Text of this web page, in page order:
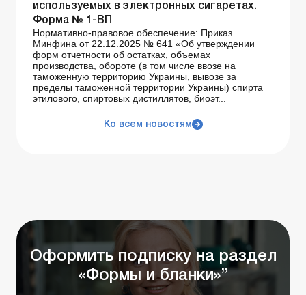
используемых в электронных сигаретах.
Форма № 1-ВП
Нормативно-правовое обеспечение: Приказ
Минфина от 22.12.2025 № 641 «Об утверждении
форм отчетности об остатках, объемах
производства, обороте (в том числе ввозе на
таможенную территорию Украины, вывозе за
пределы таможенной территории Украины) спирта
этилового, спиртовых дистиллятов, биоэт...
Ко всем новостям
Оформить подписку на раздел
«Формы и бланки»”